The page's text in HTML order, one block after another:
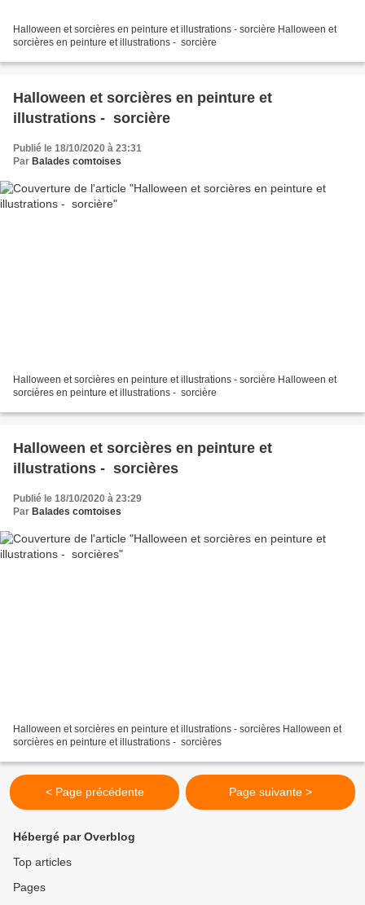
Halloween et sorcières en peinture et illustrations - sorcière Halloween et
sorcières en peinture et illustrations - sorcière
Halloween et sorcières en peinture et
illustrations - sorcière
Publié le 18/10/2020 à 23:31
Par Balades comtoises
Halloween et sorcières en peinture et illustrations - sorcière Halloween et
sorcières en peinture et illustrations - sorcière
Halloween et sorcières en peinture et
illustrations - sorcières
Publié le 18/10/2020 à 23:29
Par Balades comtoises
Halloween et sorcières en peinture et illustrations - sorcières Halloween et
sorcières en peinture et illustrations - sorcières
< Page précédente Page suivante >
Hébergé par Overblog
Top articles
Pages